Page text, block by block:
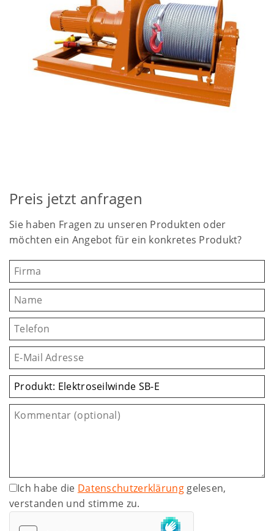
Preis jetzt anfragen
Sie haben Fragen zu unseren Produkten oder
möchten ein Angebot für ein konkretes Produkt?
Ich habe die Datenschutzerklärunggelesen,
verstanden und stimme zu.